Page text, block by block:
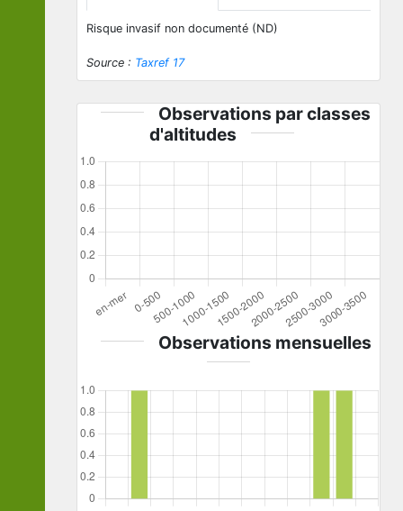
Risque invasif non documenté (ND)
Source : Taxref 17
Observations par classes
d'altitudes
Observations mensuelles